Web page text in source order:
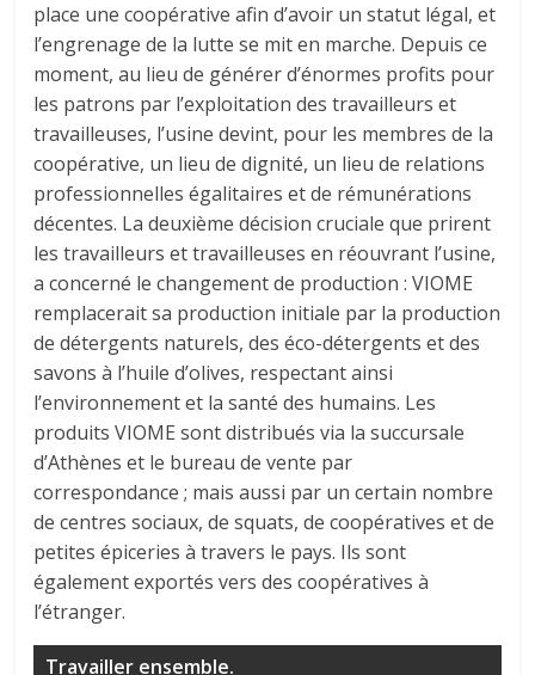
place une coopérative afin d’avoir un statut légal, et
l’engrenage de la lutte se mit en marche. Depuis ce
moment, au lieu de générer d’énormes profits pour
les patrons par l’exploitation des travailleurs et
travailleuses, l’usine devint, pour les membres de la
coopérative, un lieu de dignité, un lieu de relations
professionnelles égalitaires et de rémunérations
décentes. La deuxième décision cruciale que prirent
les travailleurs et travailleuses en réouvrant l’usine,
a concerné le changement de production : VIOME
remplacerait sa production initiale par la production
de détergents naturels, des éco-détergents et des
savons à l’huile d’olives, respectant ainsi
l’environnement et la santé des humains. Les
produits VIOME sont distribués via la succursale
d’Athènes et le bureau de vente par
correspondance ; mais aussi par un certain nombre
de centres sociaux, de squats, de coopératives et de
petites épiceries à travers le pays. Ils sont
également exportés vers des coopératives à
l’étranger.
Travailler ensemble.